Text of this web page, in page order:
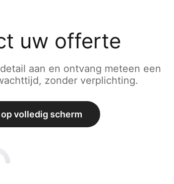
uw offerte
aan en ontvang meteen een
zonder verplichting.
volledig scherm